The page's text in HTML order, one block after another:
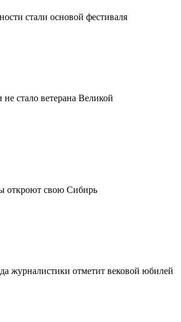
стали основой фестиваля
стало ветерана Великой
откроют свою Сибирь
журналистики отметит вековой юбилей